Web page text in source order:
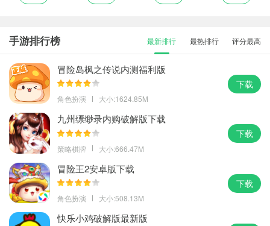
手游排行榜 最新排行 最热排行 评分最高
冒险岛枫之传说内测福利版
角色扮演 大小:1624.85M
下载
九州缥缈录内购破解版下载
策略棋牌 大小:666.47M
下载
冒险王2安卓版下载
角色扮演 大小:508.13M
下载
快乐小鸡破解版最新版